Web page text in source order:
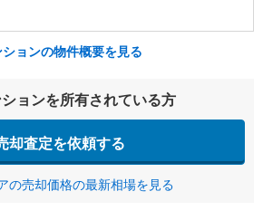
ションの物件概要を見る
ョンを所有されている方
却査定を依頼する
の売却価格の最新相場を見る